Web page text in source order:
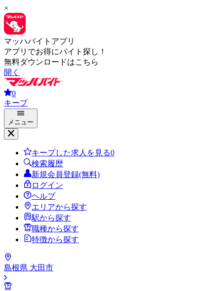
×
マッハバイトアプリ
アプリでお得にバイト探し！
無料ダウンロードはこちら
開く
0
キープ
メニュー
キープした求人を見る0
検索履歴
新規会員登録(無料)
ログイン
ヘルプ
エリアから探す
駅から探す
職種から探す
特徴から探す
島根県 大田市